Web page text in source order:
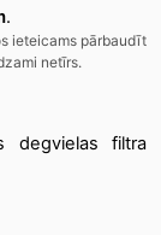
.
ieteicams pārbaudīt
netīrs.
degvielas filtra